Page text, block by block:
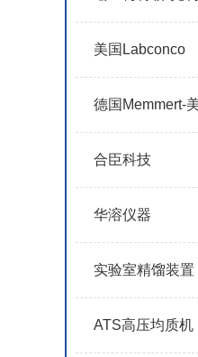
美国Labconco
德国Memmert-
合臣科技
华溶仪器
实验室精馏装置
ATS高压均质机